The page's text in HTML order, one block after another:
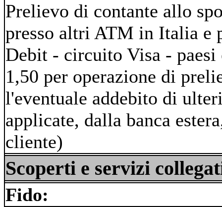
Prelievo di contante allo
presso altri ATM in Italia e
Debit - circuito Visa - paesi
1,50 per operazione di
l'eventuale addebito di
applicate, dalla banca
cliente)
Scoperti e servizi
Fido: